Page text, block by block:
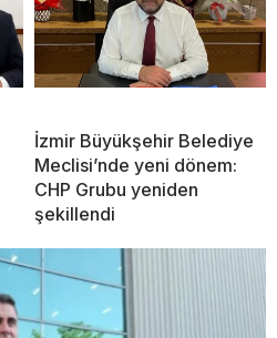
İzmir Büyükşehir Belediye
Meclisi’nde yeni dönem:
CHP Grubu yeniden
şekillendi